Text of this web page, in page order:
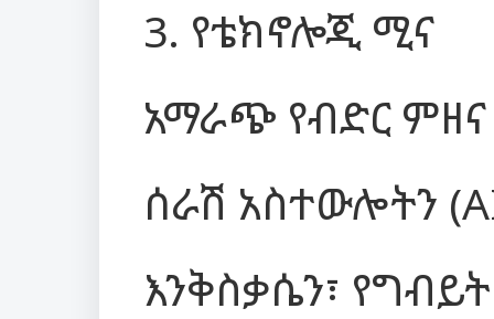
3. የቴክኖሎጂ ሚና
አማራጭ የብድር ምዘና
ሰራሽ አስተውሎትን
እንቅስቃሴን፣